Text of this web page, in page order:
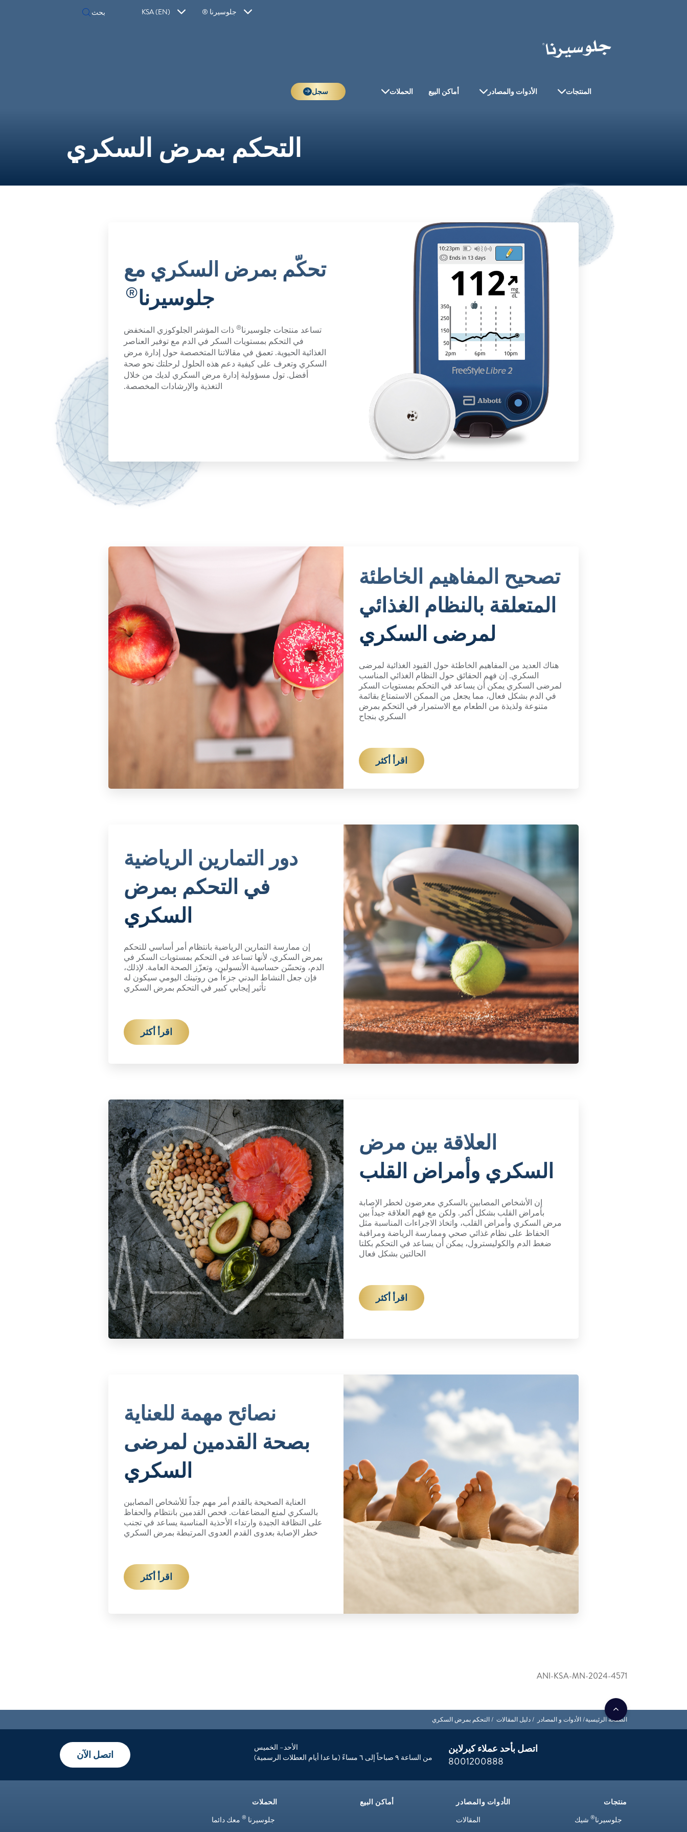
جلوسيرنا ® KSA (EN)
المنتجات الأدوات والمصادر أماكن البيع الحملات سجل
التحكم بمرض السكري
تحكّم بمرض السكري مع
جلوسيرنا®
تساعد منتجات جلوسيرنا® ذات المؤشر الجلوكوزي المنخفض
في التحكم بمستويات السكر في الدم مع توفير العناصر
الغذائية الحيوية. تعمق في مقالاتنا المتخصصة حول إدارة مرض
السكري وتعرف على كيفية دعم هذه الحلول لرحلتك نحو صحة
أفضل. تول مسؤولية إدارة مرض السكري لديك من خلال
التغذية والإرشادات المخصصة.
تصحيح المفاهيم الخاطئة
المتعلقة بالنظام الغذائي
لمرضى السكري
هناك العديد من المفاهيم الخاطئة حول القيود الغذائية لمرضى
السكري. إن فهم الحقائق حول النظام الغذائي المناسب
لمرضى السكري يمكن أن يساعد في التحكم بمستويات السكر
في الدم بشكل فعال، مما يجعل من الممكن الاستمتاع بقائمة
متنوعة ولذيذة من الطعام مع الاستمرار في التحكم بمرض
السكري بنجاح
اقرأ أكثر
دور التمارين الرياضية
في التحكم بمرض
السكري
إن ممارسة التمارين الرياضية بانتظام أمر أساسي للتحكم
بمرض السكري، لأنها تساعد في التحكم بمستويات السكر في
الدم، وتحسّن حساسية الأنسولين، وتعزّز الصحة العامة. لإذلك،
فإن جعل النشاط البدني جزءاً من روتينك اليومي سيكون له
تأثير إيجابي كبير في التحكم بمرض السكري
اقرأ أكثر
العلاقة بين مرض
السكري وأمراض القلب
إن الأشخاص المصابين بالسكري معرضون لخطر الإصابة
بأمراض القلب بشكل أكبر. ولكن مع فهم العلاقة جيداً بين
مرض السكري وأمراض القلب، واتخاذ الاجراءات المناسبة مثل
الحفاظ على نظام غذائي صحي وممارسة الرياضة ومراقبة
ضغط الدم والكوليسترول، يمكن أن يساعد في التحكم بكلتا
الحالتين بشكل فعال
اقرأ أكثر
نصائح مهمة للعناية
بصحة القدمين لمرضى
السكري
العناية الصحيحة بالقدم أمر مهم جداً للأشخاص المصابين
بالسكري لمنع المضاعفات. فحص القدمين بانتظام والحفاظ
على النظافة الجيدة وارتداء الأحذية المناسبة يساعد في تجنب
خطر الإصابة بعدوى القدم العدوى المرتبطة بمرض السكري
اقرأ أكثر
ANI-KSA-MN-2024-4571
الصفحة الرئيسية الأدوات و المصادر دليل المقالات التحكم بمرض السكري
اتصل بأحد عملاء كيرلاين
8001200888
الأحد– الخميس
من الساعة ٩ صباحاً إلى ٦ مساءً (ما عدا أيام العطلات الرسمية)
اتصل الآن
منتجات
جلوسيرنا® شيك
الأدوات والمصادر
المقالات
أماكن البيع
الحملات
جلوسيرنا ® معك دائما